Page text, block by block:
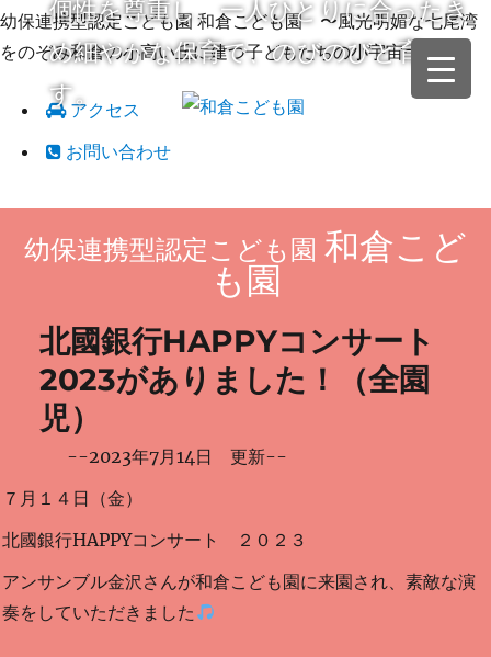
幼保連携型認定こども園 和倉こども園 〜風光明媚な七尾湾
をのぞみ和倉の小高い丘に建つ子どもたちの小宇宙〜
アクセス
お問い合わせ
個性を尊重し、一人ひとりに合ったき
め細やかな保育で、のびのびと育てま
す。
幼保連携型認定こども園 和倉こど
も園
北國銀行HAPPYコンサート
2023がありました！（全園
児）
--2023年7月14日 更新--
７月１４日（金）
北國銀行HAPPYコンサート ２０２３
アンサンブル金沢さんが和倉こども園に来園され、素敵な演
奏をしていただきました